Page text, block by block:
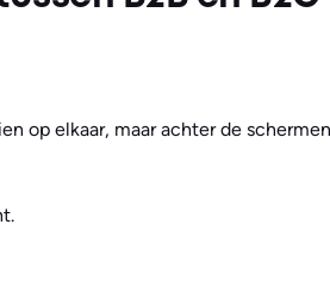
op elkaar, maar achter de